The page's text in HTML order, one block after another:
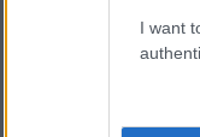
I want